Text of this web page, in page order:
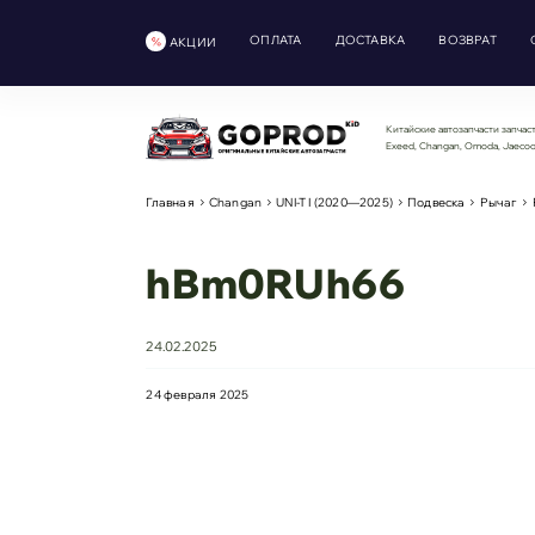
АКЦИИ ОПЛАТА ДОСТАВКА ВОЗВРАТ
Китайские автозапчасти
Exeed, Changan, Omoda, Jaecoo
Главная Changan UNI-T I (2020—2025) Подвеска Рычаг
hBm0RUh66
24.02.2025
24 февраля 2025